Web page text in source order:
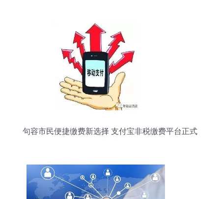
句容市民便捷缴费新选择 支付宝非税缴费平台正式